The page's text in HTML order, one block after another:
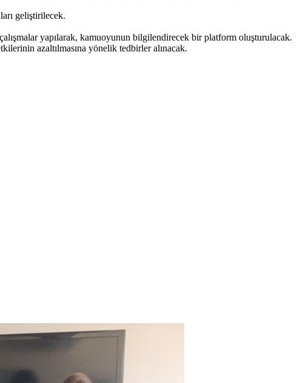
geliştirilecek.
yapılarak, kamuoyunun bilgilendirecek bir platform oluşturulacak.
azaltılmasına yönelik tedbirler alınacak.